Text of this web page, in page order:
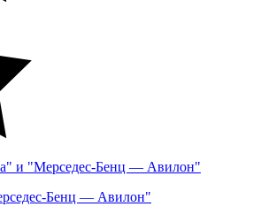
Бенц — Авилон"